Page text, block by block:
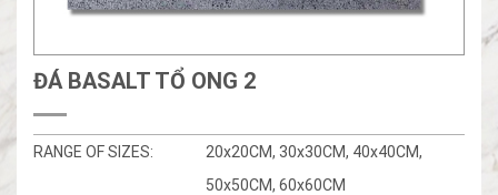
ĐÁ BASALT TỔ ONG 2
RANGE OF SIZES:
20x20CM, 30x30CM, 40x40CM,
50x50CM, 60x60CM